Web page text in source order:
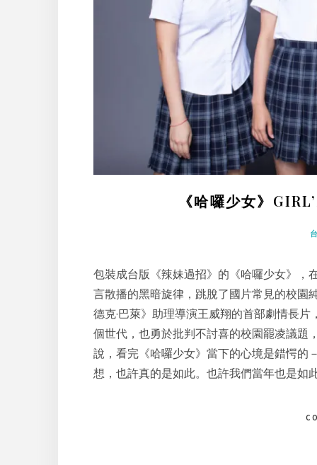
《哈囉少女》
包裝成台版《辣妹過招》的《哈囉少女》，
言散播的黑暗旋律，跳脫了國片常見的校園
德克·巴萊》助理導演王威翔的首部劇情長
個世代，也勇於批判不討喜的校園罷凌議題
說，看完《哈囉少女》當下的心境是錯愕的
想，也許真的是如此。也許我們當年也是如